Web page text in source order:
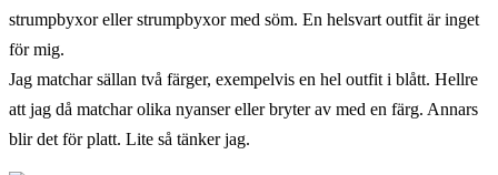
strumpbyxor eller strumpbyxor med söm. En helsvart outfit är inget
för mig.
Jag matchar sällan två färger, exempelvis en hel outfit i blått. Hellre
att jag då matchar olika nyanser eller bryter av med en färg. Annars
blir det för platt. Lite så tänker jag.